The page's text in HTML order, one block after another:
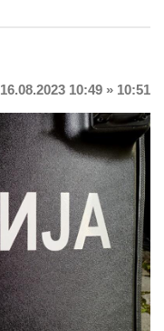
16.08.2023 10:49 » 10:51